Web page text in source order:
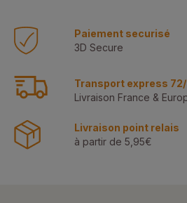
Paiement securisé
3D Secure
Transport express
Livraison France &
Livraison point relais
à partir de 5,95€